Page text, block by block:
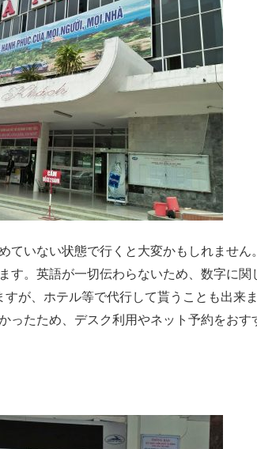
ていない状態で行くと大変かもしれません
す。英語が一切伝わらないため、数字に関
が、ホテル等で代行して貰うことも出来
たため、デスク利用やネット予約をおす